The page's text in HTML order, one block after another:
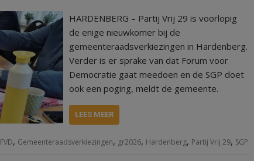
HARDENBERG – Partij Vrij 29 is voorlopig
de enige nieuwkomer bij de
gemeenteraadsverkiezingen in Hardenberg.
Verder is er sprake van dat Forum voor
Democratie gaat meedoen en de SGP doet
ook een poging, meldt de gemeente.
LEES MEER
FVD, Gemeenteraadsverkiezingen, gr2026, Hardenberg, Partij Vrij 29, SGP